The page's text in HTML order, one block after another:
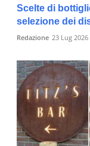
Scelte di
selezione dei
Redazione 23 Lug 2026